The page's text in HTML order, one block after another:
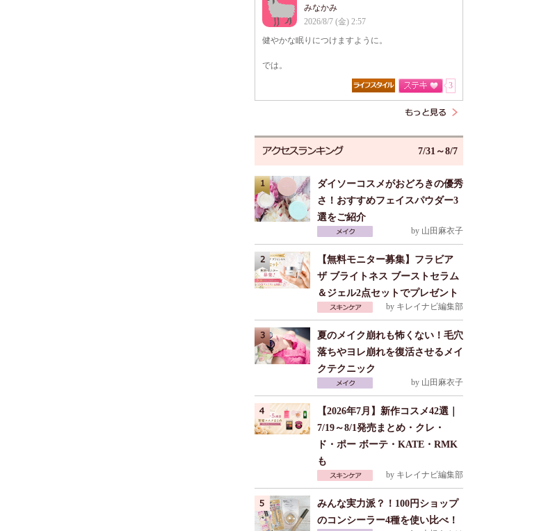
みなかみ
2026/8/7 (金) 2:57
健やかな眠りにつけますように。
では。
3
7/31～8/7
ダイソーコスメがおどろきの優秀
さ！おすすめフェイスパウダー3
選をご紹介
by 山田麻衣子
【無料モニター募集】フラビア
ザ ブライトネス ブーストセラム
＆ジェル2点セットでプレゼント
by キレイナビ編集部
夏のメイク崩れも怖くない！毛穴
落ちやヨレ崩れを復活させるメイ
クテクニック
by 山田麻衣子
【2026年7月】新作コスメ42選｜
7/19～8/1発売まとめ・クレ・
ド・ポー ボーテ・KATE・RMK
も
by キレイナビ編集部
みんな実力派？！100円ショップ
のコンシーラー4種を使い比べ！